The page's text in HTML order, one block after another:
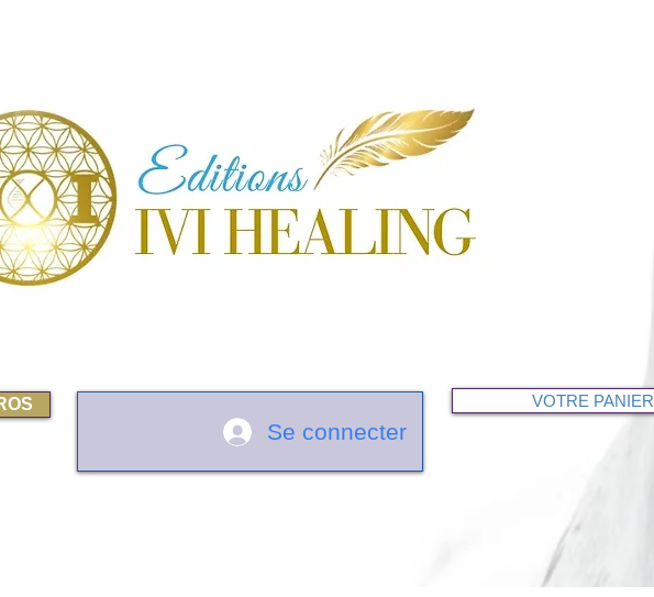
Se connecter
VOTRE PANIER